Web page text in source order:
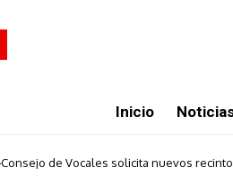
Inicio
Consejo de Vocales solicita nuevos